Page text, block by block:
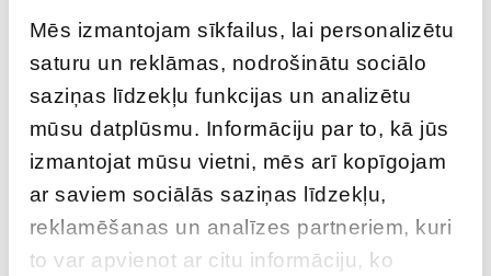
Mēs izmantojam sīkfailus, lai personalizētu
saturu un reklāmas, nodrošinātu sociālo
saziņas līdzekļu funkcijas un analizētu
mūsu datplūsmu. Informāciju par to, kā jūs
izmantojat mūsu vietni, mēs arī kopīgojam
ar saviem sociālās saziņas līdzekļu,
reklamēšanas un analīzes partneriem, kuri
to var apvienot ar citu informāciju, ko
ENERGY METER
COUNTIS E46 3PH CT-
1/5A 4T MBUS MID